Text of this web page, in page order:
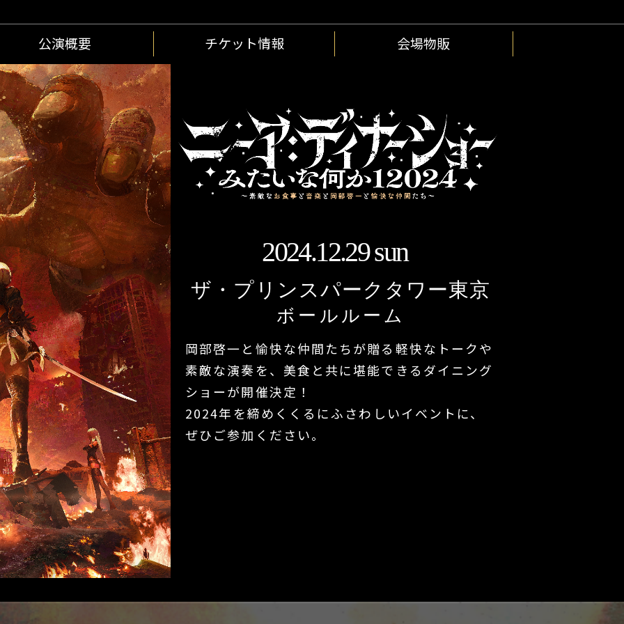
公演概要 チケット情報 会場物販
2024.12.29 sun
ザ・プリンスパークタワー東京
ボールルーム
岡部啓一と愉快な仲間たちが贈る軽快なトークや
素敵な演奏を、美食と共に堪能できるダイニング
ショーが開催決定！
2024年を締めくくるにふさわしいイベントに、
ぜひご参加ください。